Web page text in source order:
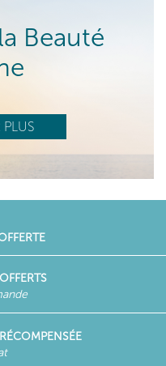
Beauté
PLUS